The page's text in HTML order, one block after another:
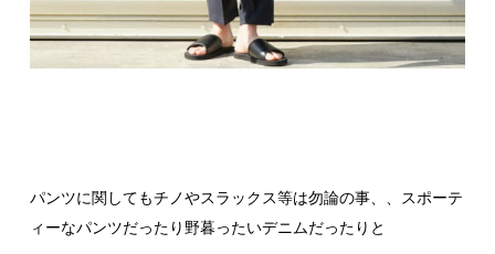
パンツに関してもチノやスラックス等は勿論の事、、スポーテ
ィーなパンツだったり野暮ったいデニムだったりと